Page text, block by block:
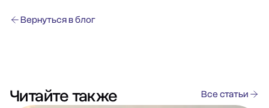
Вернуться в блог
Читайте также Все статьи